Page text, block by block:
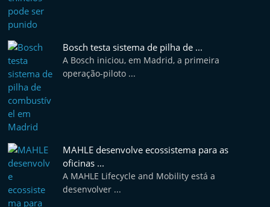
A
u
t
v
e
e
Bosch testa sistema de pilha de ...
A Bosch iniciou, em Madrid, a primeira
operação-piloto ...
MAHLE desenvolve ecossistema para as
oficinas ...
A MAHLE Lifecycle and Mobility está a
desenvolver ...